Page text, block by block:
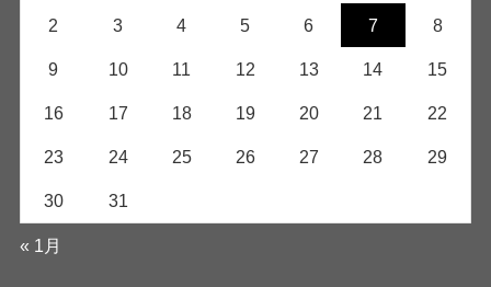
2 3 4 5 6 7 8
9 10 11 12 13 14 15
16 17 18 19 20 21 22
23 24 25 26 27 28 29
30 31
« 1月